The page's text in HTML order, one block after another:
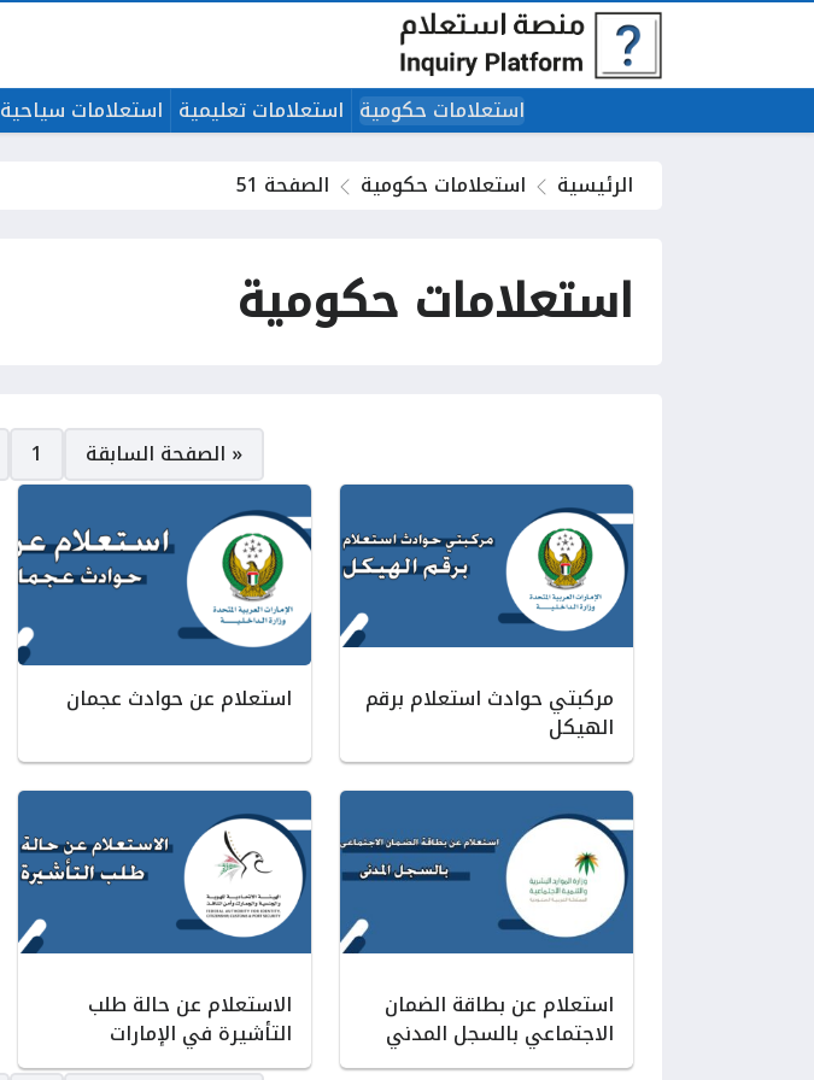
استعلامات حكومية استعلامات تعليمية استعلامات سياحية
الرئيسية
استعلامات حكومية الصفحة 51
استعلامات حكومية
« الصفحة السابقة 1
مركبتي حوادث استعلام برقم
الهيكل
استعلام عن حوادث عجمان
استعلام عن بطاقة الضمان
الاجتماعي بالسجل المدني
الاستعلام عن حالة طلب
التأشيرة في الإمارات